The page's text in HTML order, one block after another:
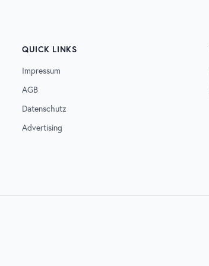
QUICK LINKS
Impressum
AGB
Datenschutz
Advertising